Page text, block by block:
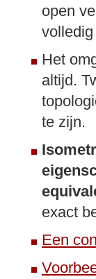
open
Het
altijd.
te zijn.
exact
Een